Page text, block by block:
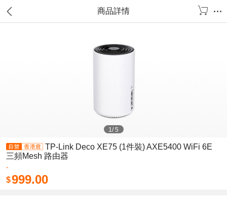
商品詳情
1/5
TP-Link Deco XE75 (1件裝) AXE5400 WiFi 6E
三頻Mesh 路由器
-
$999.00